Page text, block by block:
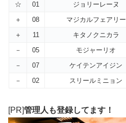
☆
01 ジョリーレーヌ
＋
08 マジカルフェアリー
＋
11 キタノクニカラ
－
05 モジャーリオ
－
07 ケイテンアイジン
－
02 スリールミニョン
[PR]管理人も登録してます！